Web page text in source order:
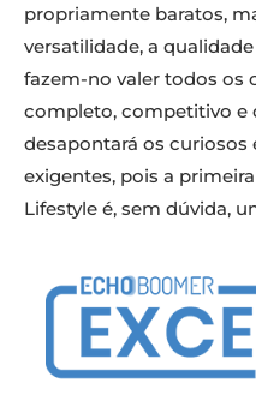
propriamente baratos,
versatilidade, a
fazem-no valer todos os
completo, competitivo e
desapontará os curiosos
exigentes, pois a
Lifestyle é, sem dúvida,